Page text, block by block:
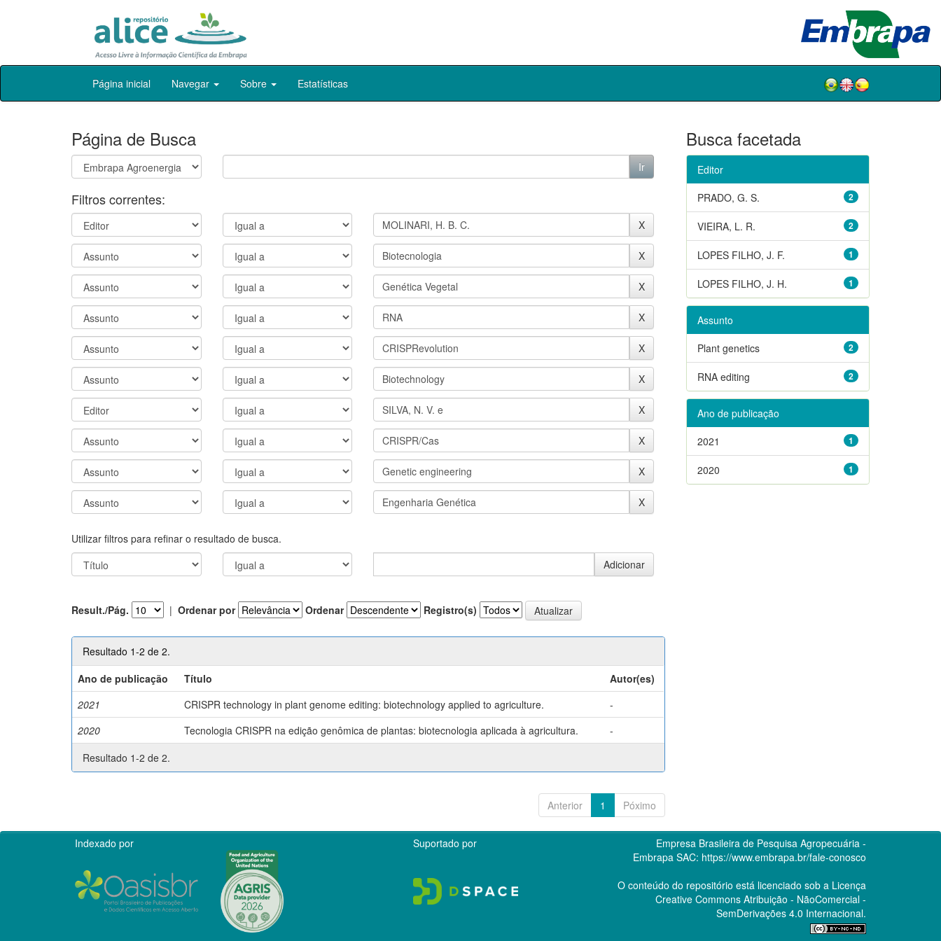
Skip
Página inicial Navegar Sobre Estatísticas
Página de Busca
Filtros correntes:
Utilizar filtros para refinar o resultado de busca.
Result./Pág. | Ordenar por Ordenar Registro(s)
Resultado 1-2 de 2.
Ano de publicação
Título
Autor(es)
2021
CRISPR technology in plant genome editing: biotechnology applied to agriculture.
-
2020
Tecnologia CRISPR na edição genômica de plantas: biotecnologia aplicada à agricultura.
-
Resultado 1-2 de 2.
Anterior 1 Póximo
Busca facetada
Editor
2
PRADO, G. S.
2
VIEIRA, L. R.
1
LOPES FILHO, J. F.
1
LOPES FILHO, J. H.
Assunto
2
Plant genetics
2
RNA editing
Ano de publicação
1
2021
1
2020
Indexado por Suportado por
Empresa Brasileira de Pesquisa Agropecuária -
Embrapa SAC: https://www.embrapa.br/fale-conosco
O conteúdo do repositório está licenciado sob a Licença
Creative CommonsAtribuição - NãoComercial -
SemDerivações 4.0 Internacional.